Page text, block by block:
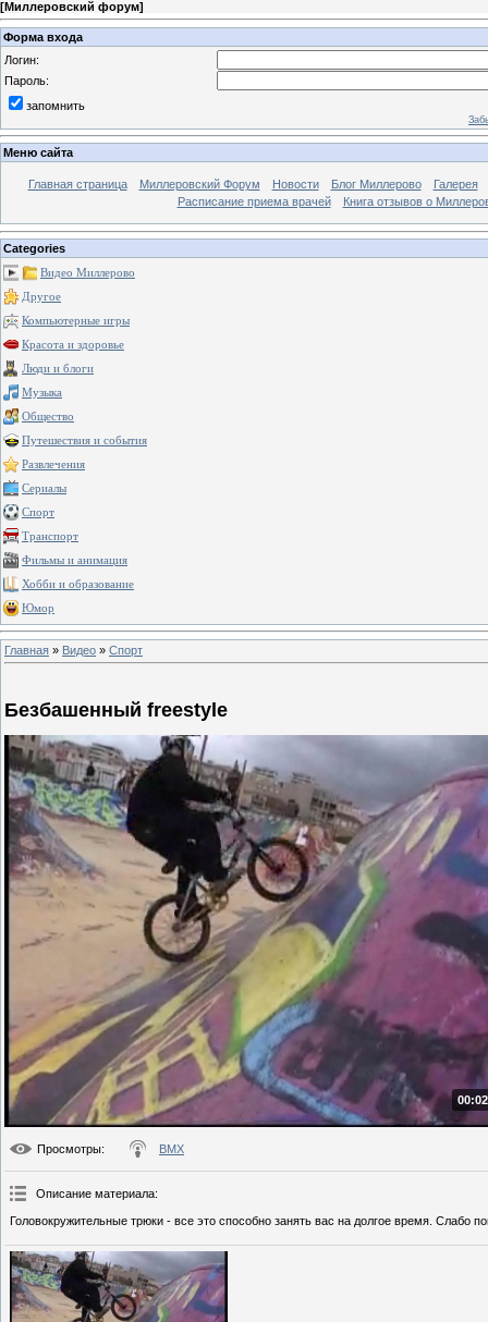
[Миллеровский форум]
Форма входа
Логин:
Пароль:
запомнить
Меню сайта
Главная страница Миллеровский Форум Новости Блог Миллерово
Галерея
Расписание приема врачей
Книга отзывов о
Categories
Видео Миллерово
Другое
Компьютерные игры
Красота и здоровье
Люди и блоги
Музыка
Общество
Путешествия и события
Развлечения
Сериалы
Спорт
Транспорт
Фильмы и анимация
Хобби и образование
Юмор
Главная » Видео » Спорт
Безбашенный freestyle
Просмотры: BMX
Описание материала:
Головокружительные трюки - все это способно занять вас на долгое время. Слабо